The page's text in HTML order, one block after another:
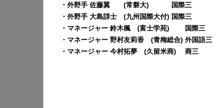
・外野手 佐藤翼 (常磐大) 国際三
・外野手 大島諄士 (九州国際大付) 国際三
・マネージャー 鈴木楓 (富士学苑) 国際三
・マネージャー 野村友莉香 (青梅総合) 外国語三
・マネージャー 今村拓夢 (久留米商) 商三